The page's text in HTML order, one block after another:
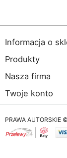
Informacja o
Produkty
Nasza firma
Twoje konto
PRAWA AUTORSKIE